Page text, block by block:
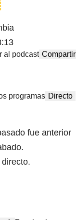
Ir al podcast Compartir
programas Directo
fue anterior